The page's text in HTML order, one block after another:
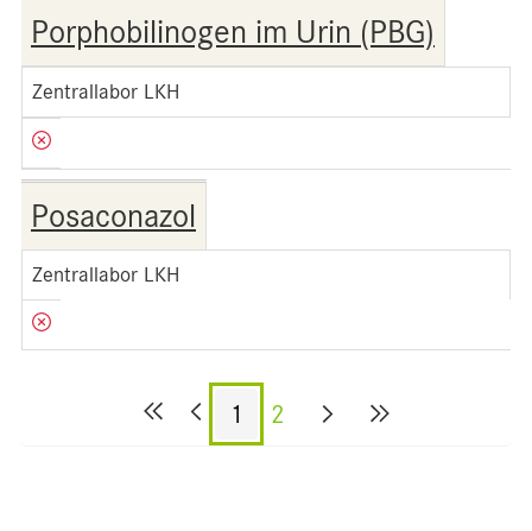
Porphobilinogen im Urin (PBG)
Zentrallabor LKH
Posaconazol
Zentrallabor LKH
1 2